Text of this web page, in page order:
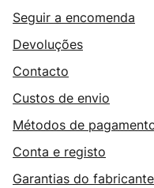
Seguir a encomenda
Devoluções
Contacto
Custos de envio
Métodos de
Conta e registo
Garantias do fabricante